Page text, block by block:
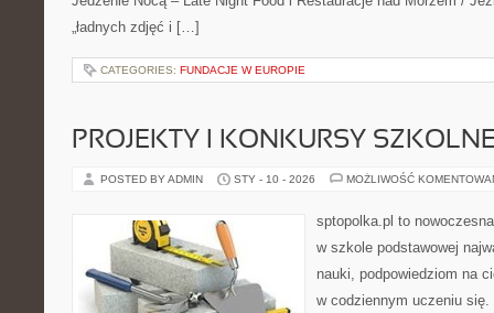
„ładnych zdjęć i […]
CATEGORIES: FUNDACJE W EUROPIE
PROJEKTY I KONKURSY
POSTED BY ADMIN STY - 10 - 2026 MOŻLIWOŚĆ
sptopolka.pl to
w szkole podstawowej
nauki, podpowiedziom na
w codziennym uczeniu